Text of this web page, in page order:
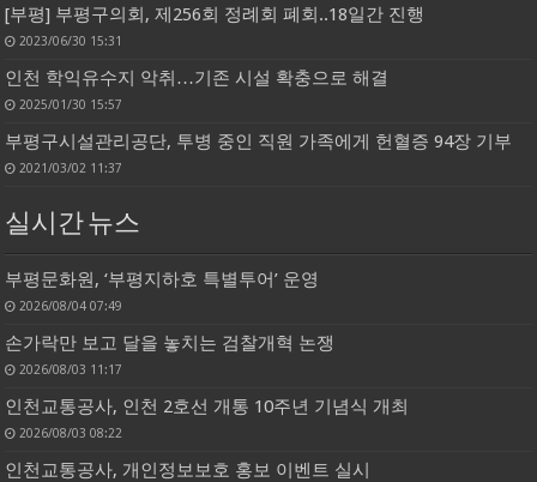
[부평] 부평구의회, 제256회 정례회 폐회..18일간 진행
2023/06/30 15:31
인천 학익유수지 악취…기존 시설 확충으로 해결
2025/01/30 15:57
부평구시설관리공단, 투병 중인 직원 가족에게 헌혈증 94장 기부
2021/03/02 11:37
실시간 뉴스
부평문화원, ‘부평지하호 특별투어’ 운영
2026/08/04 07:49
손가락만 보고 달을 놓치는 검찰개혁 논쟁
2026/08/03 11:17
인천교통공사, 인천 2호선 개통 10주년 기념식 개최
2026/08/03 08:22
인천교통공사, 개인정보보호 홍보 이벤트 실시